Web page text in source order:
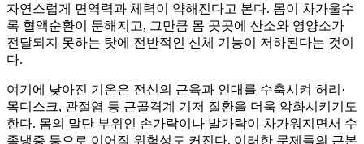
자연스럽게 면역력과 체력이 약해진다고 본다. 몸이 차가울수
록 혈액순환이 둔해지고, 그만큼 몸 곳곳에 산소와 영양소가
전달되지 못하는 탓에 전반적인 신체 기능이 저하된다는 것이
다.
여기에 낮아진 기온은 전신의 근육과 인대를 수축시켜 허리·
목디스크, 관절염 등 근골격계 기저 질환을 더욱 악화시키기도
한다. 몸의 말단 부위인 손가락이나 발가락이 차가워지면서 수
족냉증 등으로 이어질 위험성도 커진다. 이러한 문제들의 근본